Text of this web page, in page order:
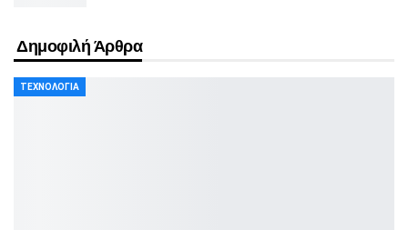
Δημοφιλή Άρθρα
ΤΕΧΝΟΛΟΓΊΑ